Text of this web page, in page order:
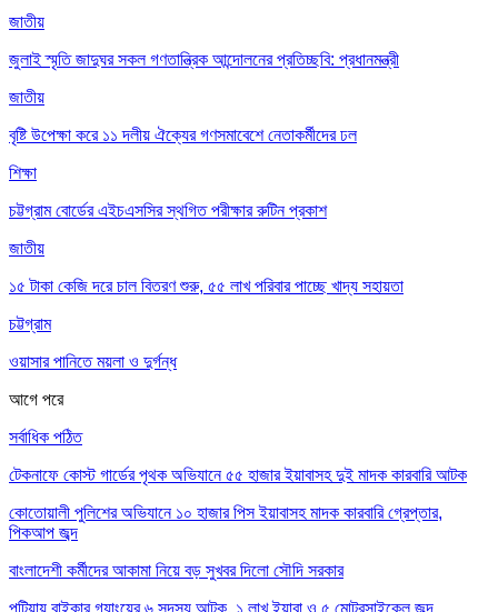
জাতীয়
জুলাই স্মৃতি জাদুঘর সকল গণতান্ত্রিক আন্দোলনের প্রতিচ্ছবি: প্রধানমন্ত্রী
জাতীয়
বৃষ্টি উপেক্ষা করে ১১ দলীয় ঐক্যের গণসমাবেশে নেতাকর্মীদের ঢল
শিক্ষা
চট্টগ্রাম বোর্ডের এইচএসসির স্থগিত পরীক্ষার রুটিন প্রকাশ
জাতীয়
১৫ টাকা কেজি দরে চাল বিতরণ শুরু, ৫৫ লাখ পরিবার পাচ্ছে খাদ্য সহায়তা
চট্টগ্রাম
ওয়াসার পানিতে ময়লা ও দুর্গন্ধ
আগে পরে
সর্বাধিক পঠিত
টেকনাফে কোস্ট গার্ডের পৃথক অভিযানে ৫৫ হাজার ইয়াবাসহ দুই মাদক কারবারি আটক
কোতোয়ালী পুলিশের অভিযানে ১০ হাজার পিস ইয়াবাসহ মাদক কারবারি গ্রেপ্তার,
পিকআপ জব্দ
বাংলাদেশী কর্মীদের আকামা নিয়ে বড় সুখবর দিলো সৌদি সরকার
পটিয়ায় বাইকার গ্যাংয়ের ৬ সদস্য আটক, ১ লাখ ইয়াবা ও ৫ মোটরসাইকেল জব্দ